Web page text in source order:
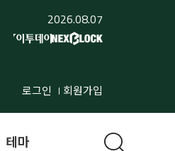
2026.08.07
로그인 회원가입
테마